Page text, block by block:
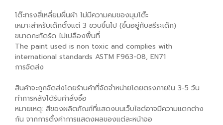
โต๊ะทรงสี่เหลี่ยมผื่นผ้า ไม่มีความคมของมุมโต๊ะ
เหมาะสำหรับเด็กตั้งแต่ 3 ขวบขึ้นไป (ขึ้นอยู่กับสรีระเด็ก)
ขนาดกะทัดรัด ไม่เปลืองพื้นที่
The paint used is non toxic and complies with
international standards ASTM F963-08, EN71
การจัดส่ง
สินค้าจะถูกจัดส่งโดยร้านค้าที่จัดจำหน่ายโดยตรงภายใน 3-5 วัน
ทำการหลังได้รับคำสั่งซื้อ
หมายเหตุ: สีของผลิตภัณฑ์ที่แสดงบนเว็บไซต์อาจมีความแตกต่าง
กัน จากการตั้งค่าการแสดงผลของแต่ละหน้าจอ